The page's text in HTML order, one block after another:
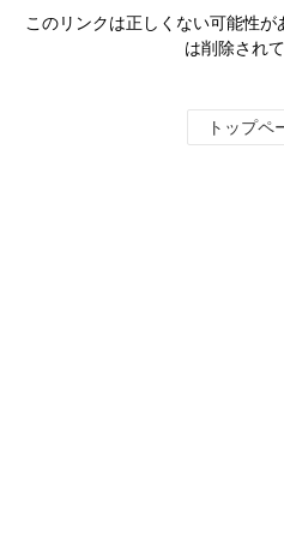
このリンクは正しくない可能性
は削除され
トップペ